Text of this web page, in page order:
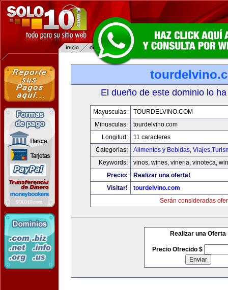
El dueño de este dominio lo
Mayusculas:
TOURDELVINO.COM
Minusculas:
tourdelvino.com
Longitud:
11 caracteres
Categorias:
Alimentos y Bebidas,
Keywords:
vinos, wines, vineria, vinoteca,
Precio:
Realizar una oferta!
Visitar!
tourdelvino.com
Serán consideradas
Realizar una Oferta
Precio Ofrecido $